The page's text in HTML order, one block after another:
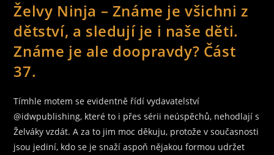
Želvy Ninja – Známe je všichni z
dětství, a sledují je i naše děti.
Známe je ale doopravdy? Část
37.
Tímhle motem se evidentně řídí vydavatelství
@idwpublishing, které to i přes sérii neúspěchů, nehodlají s
Želváky vzdát. A za to jim moc děkuju, protože v současnosti
jsou jediní, kdo se je snaží aspoň nějakou formou udržet